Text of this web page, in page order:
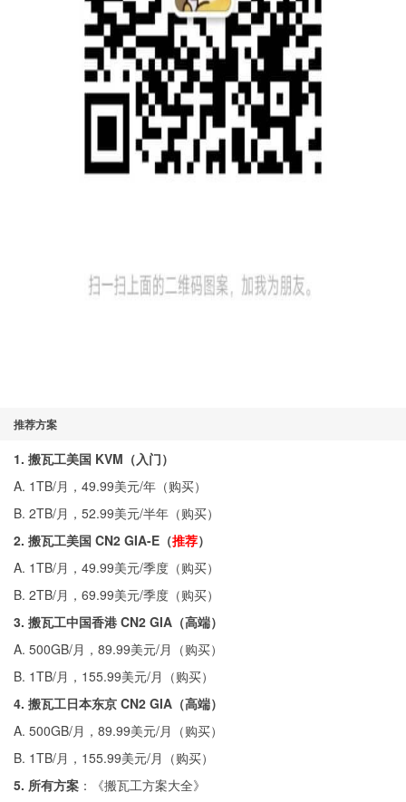
推荐方案
1. 搬瓦工美国 KVM（入门）
A. 1TB/月，49.99美元/年（购买）
B. 2TB/月，52.99美元/半年（购买）
2. 搬瓦工美国 CN2 GIA-E（推荐）
A. 1TB/月，49.99美元/季度（购买）
B. 2TB/月，69.99美元/季度（购买）
3. 搬瓦工中国香港 CN2 GIA（高端）
A. 500GB/月，89.99美元/月（购买）
B. 1TB/月，155.99美元/月（购买）
4. 搬瓦工日本东京 CN2 GIA（高端）
A. 500GB/月，89.99美元/月（购买）
B. 1TB/月，155.99美元/月（购买）
5. 所有方案 ：《搬瓦工方案大全》